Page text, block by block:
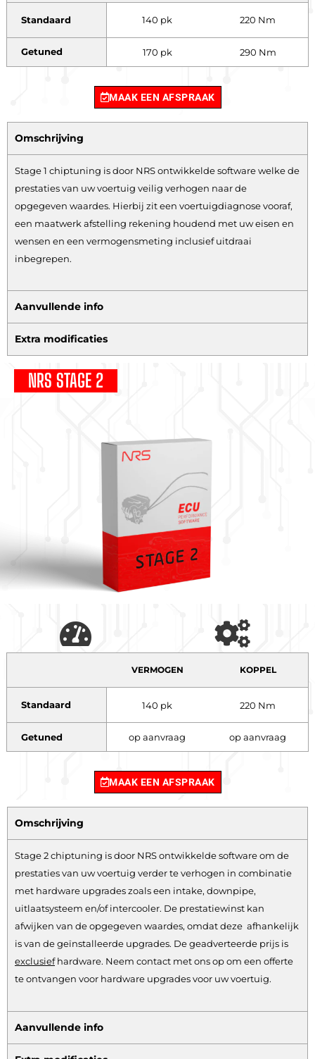
Standaard 140 pk 220 Nm
Getuned 170 pk 290 Nm
MAAK EEN AFSPRAAK
Omschrijving
Stage 1 chiptuning is door NRS ontwikkelde software welke de
prestaties van uw voertuig veilig verhogen naar de
opgegeven waardes. Hierbij zit een voertuigdiagnose vooraf,
een maatwerk afstelling rekening houdend met uw eisen en
wensen en een vermogensmeting inclusief uitdraai
inbegrepen.
Aanvullende info
Extra modificaties
NRS STAGE 2
VERMOGEN KOPPEL
Standaard 140 pk 220 Nm
Getuned op aanvraag op aanvraag
MAAK EEN AFSPRAAK
Omschrijving
Stage 2 chiptuning is door NRS ontwikkelde software om de
prestaties van uw voertuig verder te verhogen in combinatie
met hardware upgrades zoals een intake, downpipe,
uitlaatsysteem en/of intercooler. De prestatiewinst kan
afwijken van de opgegeven waardes, omdat deze afhankelijk
is van de geïnstalleerde upgrades. De geadverteerde prijs is
exclusiefhardware. Neem contact met ons op om een offerte
te ontvangen voor hardware upgrades voor uw voertuig.
Aanvullende info